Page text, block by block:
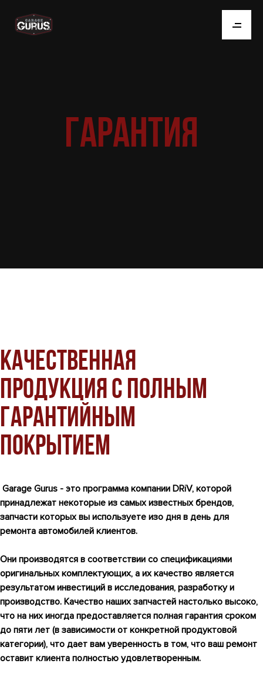
ГАРАНТИЯ
Качественная
продукция с полным
гарантийным
покрытием
Garage Gurus - это программа компании DRiV, которой
принадлежат некоторые из самых известных брендов,
запчасти которых вы используете изо дня в день для
ремонта автомобилей клиентов.
Они производятся в соответствии со спецификациями
оригинальных комплектующих, а их качество является
результатом инвестиций в исследования, разработку и
производство. Качество наших запчастей настолько высоко,
что на них иногда предоставляется полная гарантия сроком
до пяти лет (в зависимости от конкретной продуктовой
категории), что дает вам уверенность в том, что ваш ремонт
оставит клиента полностью удовлетворенным.